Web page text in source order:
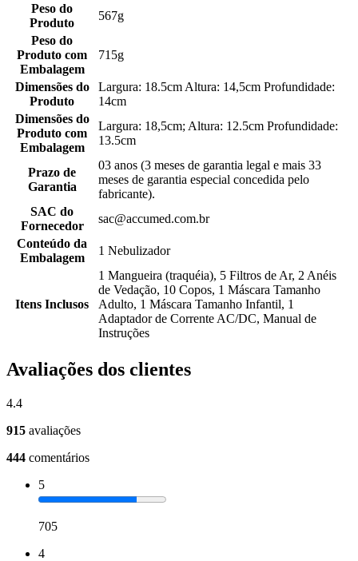
Peso do
Produto
567g
Peso do
Produto com
Embalagem
715g
Dimensões do
Produto
Largura: 18.5cm Altura: 14,5cm Profundidade:
14cm
Dimensões do
Produto com
Embalagem
Largura: 18,5cm; Altura: 12.5cm Profundidade:
13.5cm
Prazo de
Garantia
03 anos (3 meses de garantia legal e mais 33
meses de garantia especial concedida pelo
fabricante).
SAC do
Fornecedor
sac@accumed.com.br
Conteúdo da
Embalagem
1 Nebulizador
Itens Inclusos
1 Mangueira (traquéia), 5 Filtros de Ar, 2 Anéis
de Vedação, 10 Copos, 1 Máscara Tamanho
Adulto, 1 Máscara Tamanho Infantil, 1
Adaptador de Corrente AC/DC, Manual de
Instruções
Avaliações dos clientes
4.4
915 avaliações
444 comentários
5
705
4